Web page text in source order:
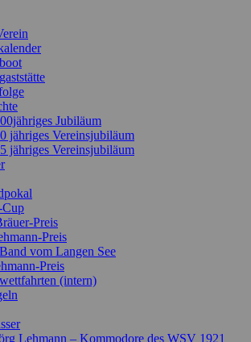
Jubiläum
jähriges Vereinsjubiläum
jähriges Vereinsjubiläum
Cup
Preis
Preis
vom Langen See
Preis
(intern)
Lehmann – Kommodore des WSV 1921